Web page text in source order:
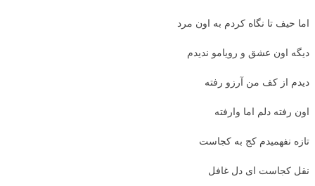
اما حیف تا نگاه کردم به اون مرد
دیگه اون عشق و رویامو ندیدم
دیدم از کف من آرزو رفته
اون رفته دلم اما وارفته
تازه نفهمیدم کج به کجاست
نقل کجاست ای دل غافل